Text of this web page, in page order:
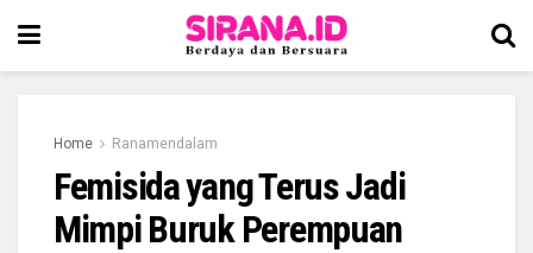
Home Ranamendalam
Femisida yang Terus Jadi
Mimpi Buruk Perempuan